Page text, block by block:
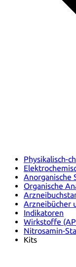
Physikalisch-
Anorganische
Organische
Arzneibücher
Indikatoren
Wirkstoffe
Nitrosamin-
Kits